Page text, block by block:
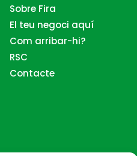
Sobre Fira
El teu negoci aquí
Com arribar-hi?
RSC
Contacte